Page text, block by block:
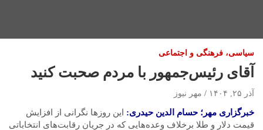
سیاسی، فرهنگی و اجتماعی
آقای رئیس‌جمهور با مردم صحبت کنید
آذر ۲۵, ۱۴۰۴ مهر نیوز
خبرگزاری مهر؛ حسامالدینحیدری:این روزها نگرانی از افزایش
قیمت دلار و طلا برخلاف وعده‌هایی که در جریان رقابت‌های انتخاباتی